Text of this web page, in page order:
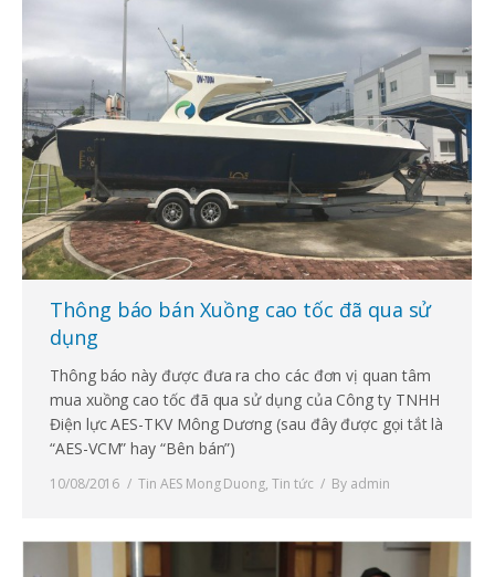
Thông báo bán Xuồng cao tốc đã qua sử
dụng
Thông báo này được đưa ra cho các đơn vị quan tâm
mua xuồng cao tốc đã qua sử dụng của Công ty TNHH
Điện lực AES-TKV Mông Dương (sau đây được gọi tắt là
“AES-VCM” hay “Bên bán”)
10/08/2016 Tin AES Mong Duong, Tin tức By admin